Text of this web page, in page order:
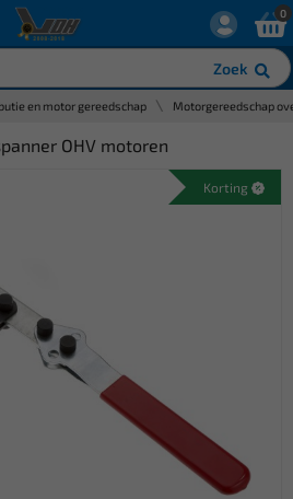
Zoek
0
en motor gereedschap Motorgereedschap
OHV motoren
Korting